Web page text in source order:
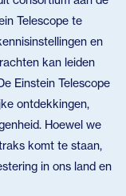
Telescope te
en
kan leiden
Einstein Telescope
ontdekkingen,
Hoewel we
komt te staan,
in ons land en